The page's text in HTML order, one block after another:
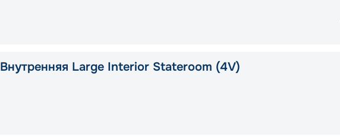
Внутренняя Large Interior Stateroom (4V)